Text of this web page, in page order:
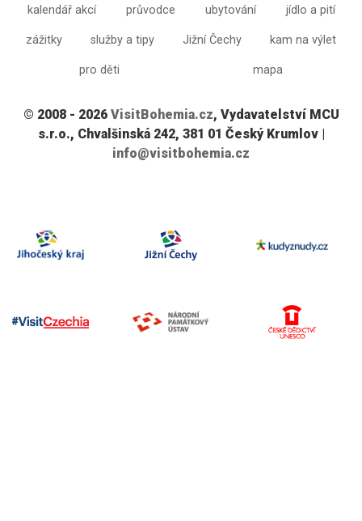
kalendář akcí průvodce ubytování jídlo a pití
zážitky služby a tipy Jižní Čechy kam na výlet
pro děti mapa
© 2008 - 2026 VisitBohemia.cz, Vydavatelství MCU
s.r.o., Chvalšinská 242, 381 01 Český Krumlov |
info@visitbohemia.cz